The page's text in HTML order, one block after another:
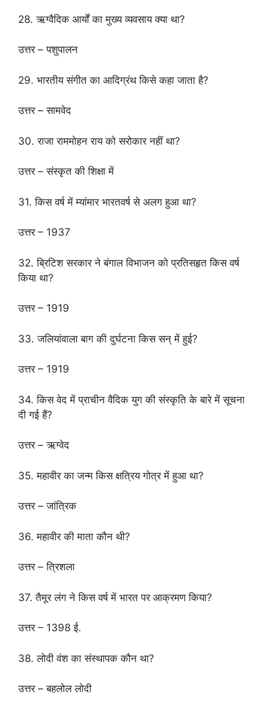
28. ऋग्वैदिक आर्यों का मुख्य व्यवसाय क्या था?
उत्तर – पशुपालन
29. भारतीय संगीत का आदिग्रंथ किसे कहा जाता है?
उत्तर – सामवेद
30. राजा राममोहन राय को सरोकार नहीं था?
उत्तर – संस्कृत की शिक्षा में
31. किस वर्ष में म्यांमार भारतवर्ष से अलग हुआ था?
उत्तर – 1937
32. ब्रिटिश सरकार ने बंगाल विभाजन को प्रतिसहृत किस वर्ष
किया था?
उत्तर – 1919
33. जलियांवाला बाग की दुर्घटना किस सन् में हुई?
उत्तर – 1919
34. किस वेद में प्राचीन वैदिक युग की संस्कृति के बारे में सूचना
दी गई हैं?
उत्तर – ऋग्वेद
35. महावीर का जन्म किस क्षत्रिय गोत्र में हुआ था?
उत्तर – जांत्रिक
36. महावीर की माता कौन थी?
उत्तर – त्रिशला
37. तैमूर लंग ने किस वर्ष में भारत पर आक्रमण किया?
उत्तर – 1398 ई.
38. लोदी वंश का संस्थापक कौन था?
उत्तर – बहलोल लोदी